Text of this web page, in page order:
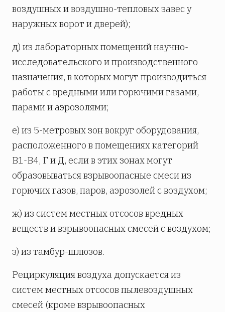
воздушных и воздушно-тепловых завес у
наружных ворот и дверей);
д) из лабораторных помещений научно-
исследовательского и производственного
назначения, в которых могут производиться
работы с вредными или горючими газами,
парами и аэрозолями;
е) из 5-метровых зон вокруг оборудования,
расположенного в помещениях категорий
В1-В4, Г и Д, если в этих зонах могут
образовываться взрывоопасные смеси из
горючих газов, паров, аэрозолей с воздухом;
ж) из систем местных отсосов вредных
веществ и взрывоопасных смесей с воздухом;
з) из тамбур-шлюзов.
Рециркуляция воздуха допускается из
систем местных отсосов пылевоздушных
смесей (кроме взрывоопасных